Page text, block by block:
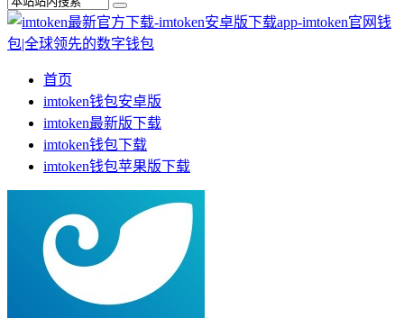
首页
imtoken钱包安卓版
imtoken最新版下载
imtoken钱包下载
imtoken钱包苹果版下载